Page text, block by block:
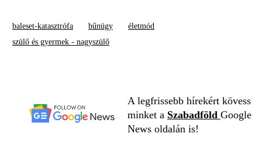
baleset-katasztrófa bűnügy
életmód
szülő és gyermek - nagyszülő
A legfrissebb hírekért kövess
minket a Szabadföld Google
News oldalán is!